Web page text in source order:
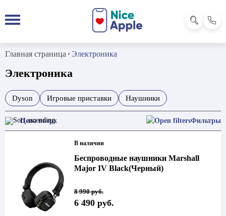
Главная страница Электроника
Электроника
Dyson Игровые приставки Наушники
Фильтры
В наличии
Беспроводные наушники Marshall
Major IV Black(Черный)
8 990руб.
Первоначальная
цена
составляла
6 490 руб.
Текущая
цена:
6
490 руб..